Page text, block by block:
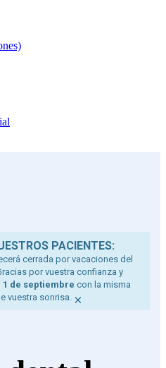
PACIENTES:
cerrada por vacaciones del
por vuestra confianza y
de septiembre con la misma
vuestra sonrisa. ×